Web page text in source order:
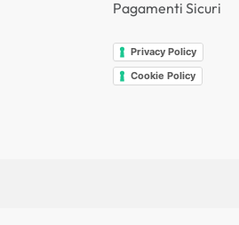
Pagamenti Sicuri
Privacy Policy
Cookie Policy